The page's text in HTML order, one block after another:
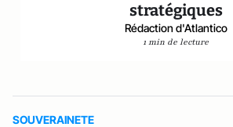
stratégiques
Rédaction d'Atlantico
1 min de lecture
SOUVERAINETE